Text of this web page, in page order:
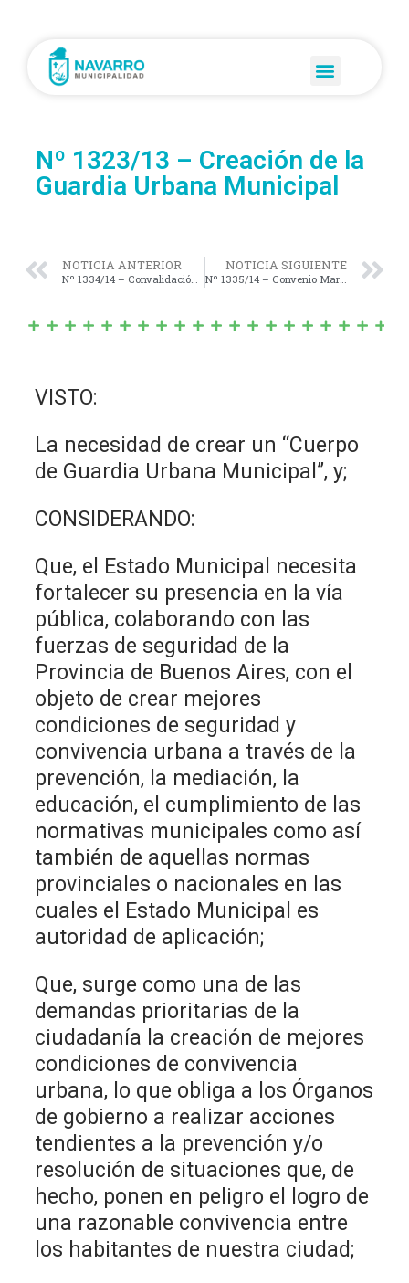
Nº 1323/13 – Creación de la
Guardia Urbana Municipal
NOTICIA ANTERIOR
Nº 1334/14 – Convalidación Convenio Específico (Programa Uso Racional y Eficiente de la Energía PRONUREE)
NOTICIA SIGUIENTE
Nº 1335/14 – Convenio Marco Asistencia Técnica y/o Transferencia Presupuestaria.
VISTO:
La necesidad de crear un “Cuerpo
de Guardia Urbana Municipal”, y;
CONSIDERANDO:
Que, el Estado Municipal necesita
fortalecer su presencia en la vía
pública, colaborando con las
fuerzas de seguridad de la
Provincia de Buenos Aires, con el
objeto de crear mejores
condiciones de seguridad y
convivencia urbana a través de la
prevención, la mediación, la
educación, el cumplimiento de las
normativas municipales como así
también de aquellas normas
provinciales o nacionales en las
cuales el Estado Municipal es
autoridad de aplicación;
Que, surge como una de las
demandas prioritarias de la
ciudadanía la creación de mejores
condiciones de convivencia
urbana, lo que obliga a los Órganos
de gobierno a realizar acciones
tendientes a la prevención y/o
resolución de situaciones que, de
hecho, ponen en peligro el logro de
una razonable convivencia entre
los habitantes de nuestra ciudad;